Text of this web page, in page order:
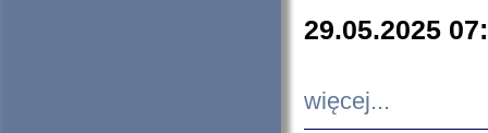
29.05.2025
więcej...